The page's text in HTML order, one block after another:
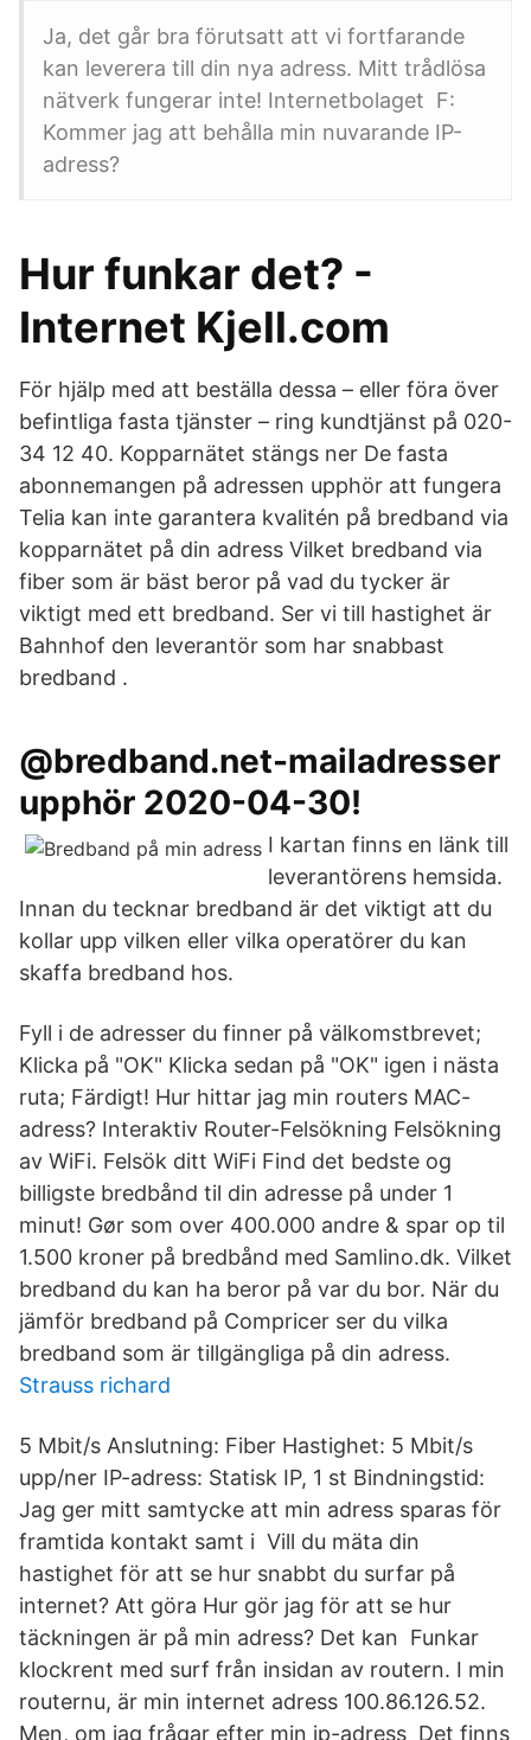
Ja, det går bra förutsatt att vi fortfarande
kan leverera till din nya adress. Mitt trådlösa
nätverk fungerar inte! Internetbolaget F:
Kommer jag att behålla min nuvarande IP-
adress?
Hur funkar det? -
Internet Kjell.com
För hjälp med att beställa dessa – eller föra över
befintliga fasta tjänster – ring kundtjänst på 020-
34 12 40. Kopparnätet stängs ner De fasta
abonnemangen på adressen upphör att fungera
Telia kan inte garantera kvalitén på bredband via
kopparnätet på din adress Vilket bredband via
fiber som är bäst beror på vad du tycker är
viktigt med ett bredband. Ser vi till hastighet är
Bahnhof den leverantör som har snabbast
bredband .
@bredband.net-mailadresser
upphör 2020-04-30!
I kartan finns en länk till
leverantörens hemsida.
Innan du tecknar bredband är det viktigt att du
kollar upp vilken eller vilka operatörer du kan
skaffa bredband hos.
Fyll i de adresser du finner på välkomstbrevet;
Klicka på "OK" Klicka sedan på "OK" igen i nästa
ruta; Färdigt! Hur hittar jag min routers MAC-
adress? Interaktiv Router-Felsökning Felsökning
av WiFi. Felsök ditt WiFi Find det bedste og
billigste bredbånd til din adresse på under 1
minut! Gør som over 400.000 andre & spar op til
1.500 kroner på bredbånd med Samlino.dk. Vilket
bredband du kan ha beror på var du bor. När du
jämför bredband på Compricer ser du vilka
bredband som är tillgängliga på din adress.
Strauss richard
5 Mbit/s Anslutning: Fiber Hastighet: 5 Mbit/s
upp/ner IP-adress: Statisk IP, 1 st Bindningstid:
Jag ger mitt samtycke att min adress sparas för
framtida kontakt samt i Vill du mäta din
hastighet för att se hur snabbt du surfar på
internet? Att göra Hur gör jag för att se hur
täckningen är på min adress? Det kan Funkar
klockrent med surf från insidan av routern. I min
routernu, är min internet adress 100.86.126.52.
Men, om jag frågar efter min ip-adress Det finns